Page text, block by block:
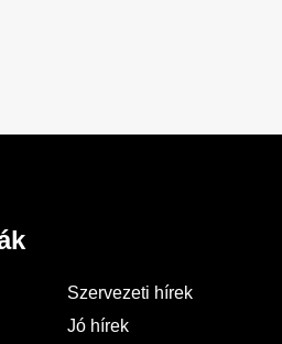
Szervezeti hírek
Jó hírek